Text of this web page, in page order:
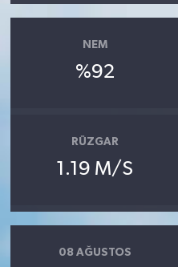
NEM
%92
RÜZGAR
1.19 M/S
08 AĞUSTOS